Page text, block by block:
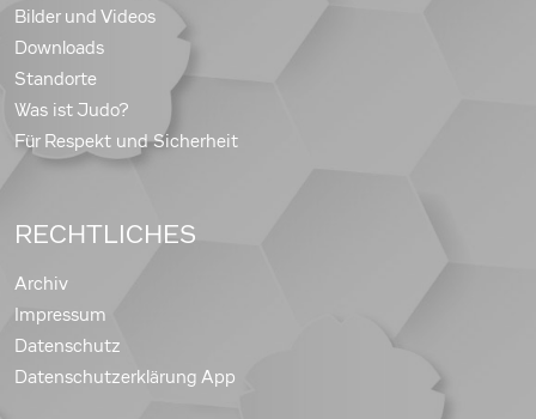
Bilder und Videos
Downloads
Standorte
Was ist Judo?
Für Respekt und Sicherheit
RECHTLICHES
Archiv
Impressum
Datenschutz
Datenschutzerklärung App